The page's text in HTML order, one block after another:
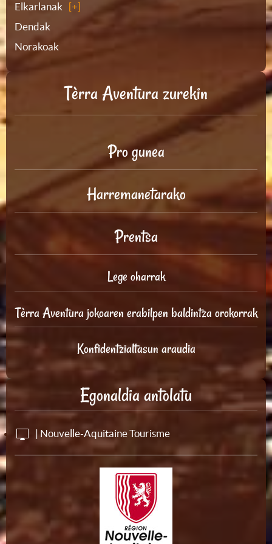
Elkarlanak
Dendak
Norakoak
Tèrra Aventura zurekin
Pro gunea
Harremanetarako
Prentsa
Lege oharrak
Tèrra Aventura jokoaren erabilpen baldintza orokorrak
Konfidentzialtasun araudia
Egonaldia antolatu
| Nouvelle-Aquitaine Tourisme